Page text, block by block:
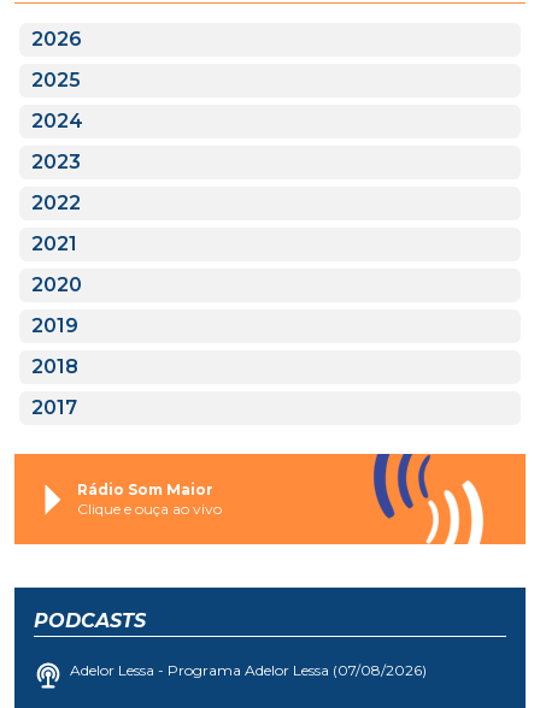
2026
2025
2024
2023
2022
2021
2020
2019
2018
2017
Rádio Som Maior
Clique e ouça ao vivo
PODCASTS
Adelor Lessa - Programa Adelor Lessa (07/08/2026)